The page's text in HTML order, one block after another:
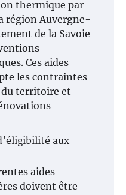
thermique par
région Auvergne-
de la Savoie
Ces aides
les contraintes
territoire et
aux
aides
doivent être